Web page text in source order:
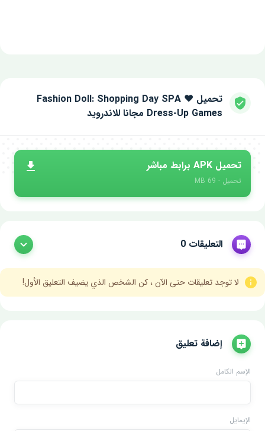
تحميل Fashion Doll: Shopping Day SPA ❤
Dress-Up Games مجانا للاندرويد
تحميل APK برابط مباشر
تحميل - 69 MB
التعليقات 0
لا توجد تعليقات حتى الآن ، كن الشخص الذي يضيف التعليق الأول!
إضافة تعليق
الإسم الكامل
الإيمايل